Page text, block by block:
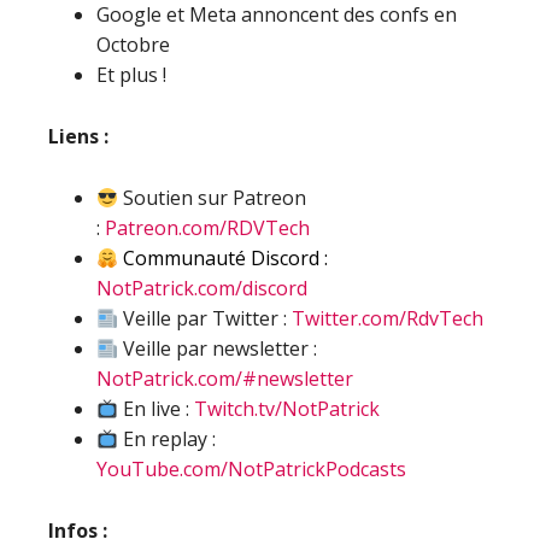
Google et Meta annoncent des confs en
Octobre
Et plus !
Liens :
Soutien sur Patreon
: Patreon.com/RDVTech
Communauté Discord :
NotPatrick.com/discord
Veille par Twitter : Twitter.com/RdvTech
Veille par newsletter :
NotPatrick.com/#newsletter
En live : Twitch.tv/NotPatrick
En replay :
YouTube.com/NotPatrickPodcasts
Infos :